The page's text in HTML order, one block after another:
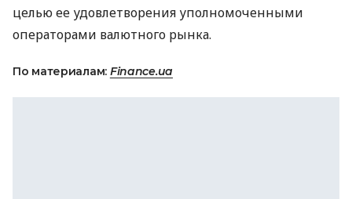
целью ее удовлетворения уполномоченными
операторами валютного рынка.
По материалам: Finance.ua